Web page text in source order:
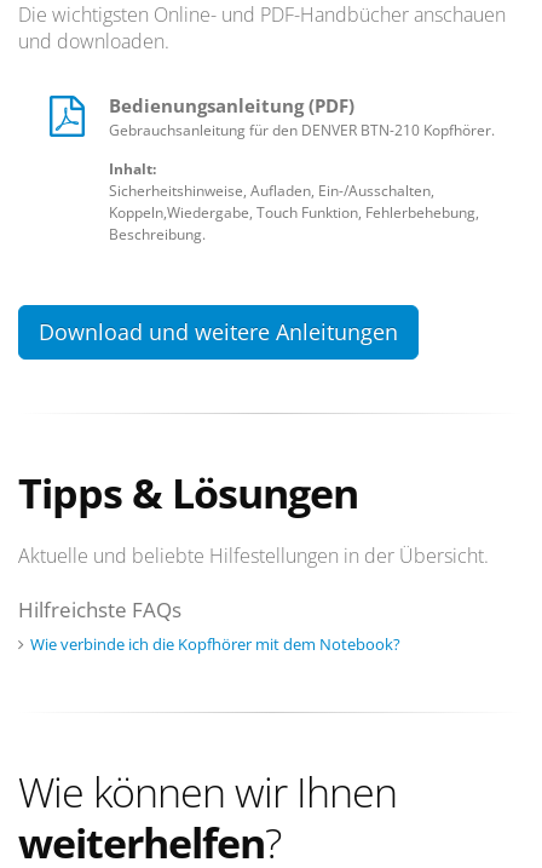
Die wichtigsten Online- und PDF-Handbücher anschauen
und downloaden.
Bedienungsanleitung (PDF)
Gebrauchsanleitung für den DENVER BTN-210 Kopfhörer.
Inhalt:
Sicherheitshinweise, Aufladen, Ein-/Ausschalten,
Koppeln,Wiedergabe, Touch Funktion, Fehlerbehebung,
Beschreibung.
Download und weitere Anleitungen
Tipps & Lösungen
Aktuelle und beliebte Hilfestellungen in der Übersicht.
Hilfreichste FAQs
Wie verbinde ich die Kopfhörer mit dem Notebook?
Wie können wir Ihnen
weiterhelfen?